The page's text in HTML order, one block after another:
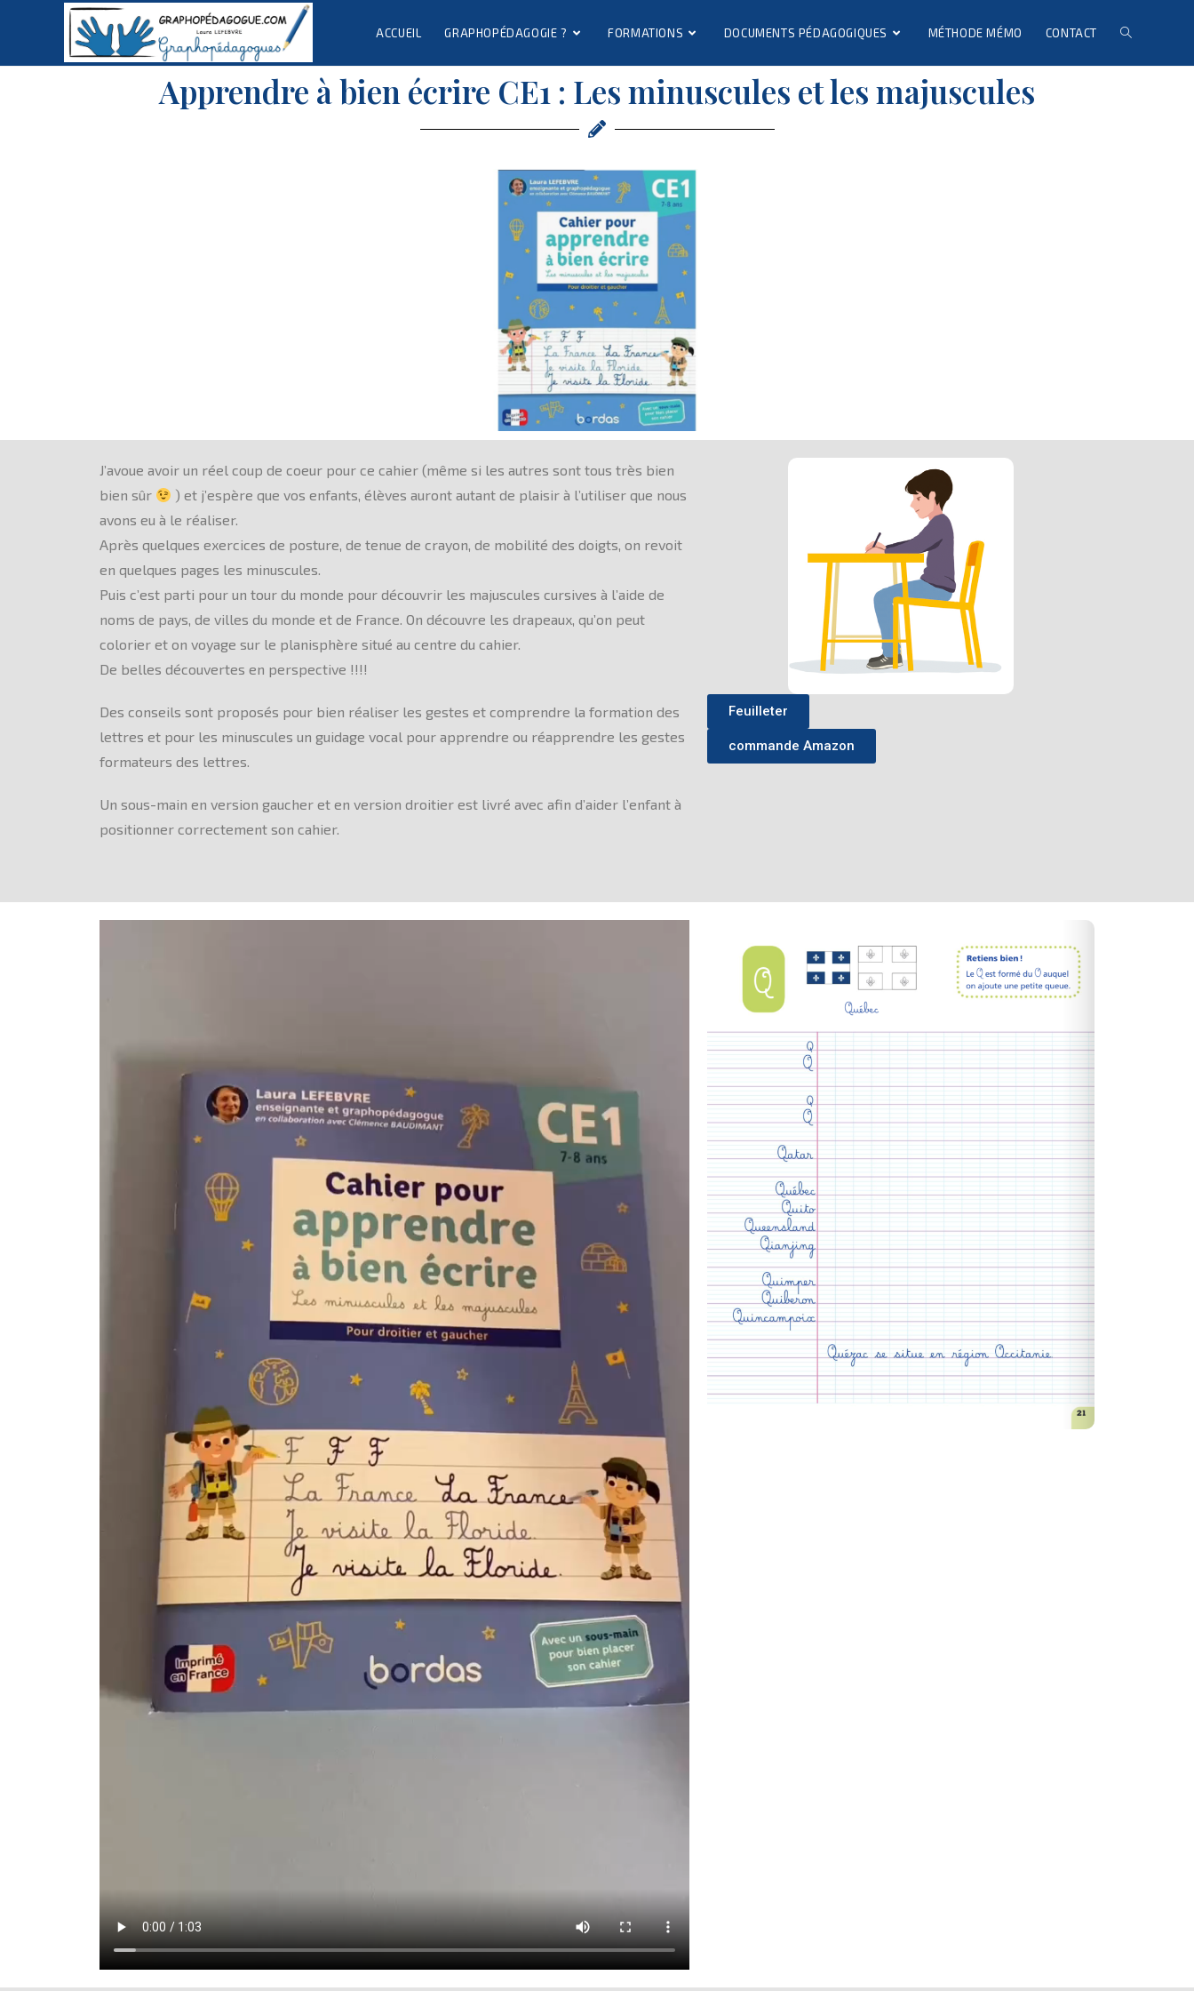
ACCUEIL GRAPHOPÉDAGOGIE ? FORMATIONS DOCUMENTS PÉDAGOGIQUES MÉTHODE MÉMO CONTACT
Apprendre à bien écrire CE1 : Les minuscules et les majuscules
J’avoue avoir un réel coup de coeur pour ce cahier (même si les autres sont tous très bien
bien sûr
) et j’espère que vos enfants, élèves auront autant de plaisir à l’utiliser que nous
avons eu à le réaliser.
Après quelques exercices de posture, de tenue de crayon, de mobilité des doigts, on revoit
en quelques pages les minuscules.
Puis c’est parti pour un tour du monde pour découvrir les majuscules cursives à l’aide de
noms de pays, de villes du monde et de France. On découvre les drapeaux, qu’on peut
colorier et on voyage sur le planisphère situé au centre du cahier.
De belles découvertes en perspective !!!!
Des conseils sont proposés pour bien réaliser les gestes et comprendre la formation des
lettres et pour les minuscules un guidage vocal pour apprendre ou réapprendre les gestes
formateurs des lettres.
Un sous-main en version gaucher et en version droitier est livré avec afin d’aider l’enfant à
positionner correctement son cahier.
Feuilleter
commande Amazon